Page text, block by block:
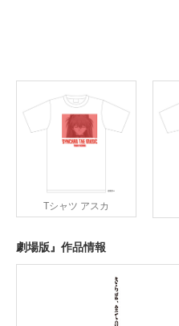
Tシャツ アスカ
劇場版』作品情報